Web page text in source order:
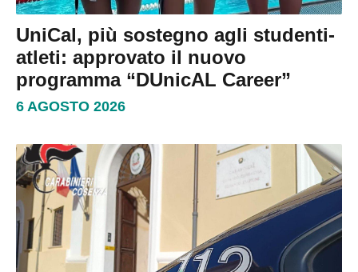
UniCal, più sostegno agli studenti-
atleti: approvato il nuovo
programma “DUnicAL Career”
6 AGOSTO 2026